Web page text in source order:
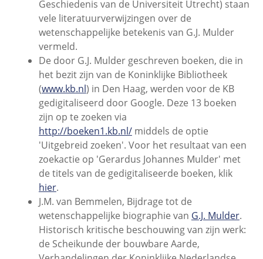
Geschiedenis van de Universiteit Utrecht) staan
vele literatuurverwijzingen over de
wetenschappelijke betekenis van G.J. Mulder
vermeld.
De door G.J. Mulder geschreven boeken, die in
het bezit zijn van de Koninklijke Bibliotheek
(www.kb.nl) in Den Haag, werden voor de KB
gedigitaliseerd door Google. Deze 13 boeken
zijn op te zoeken via
http://boeken1.kb.nl/ middels de optie
'Uitgebreid zoeken'. Voor het resultaat van een
zoekactie op 'Gerardus Johannes Mulder' met
de titels van de gedigitaliseerde boeken, klik
hier.
J.M. van Bemmelen, Bijdrage tot de
wetenschappelijke biographie van G.J. Mulder.
Historisch kritische beschouwing van zijn werk:
de Scheikunde der bouwbare Aarde,